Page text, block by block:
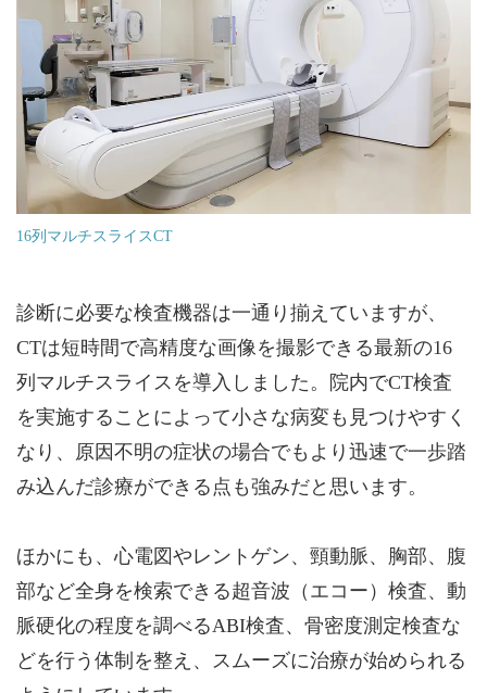
16列マルチスライスCT
診断に必要な検査機器は一通り揃えていますが、
CTは短時間で高精度な画像を撮影できる最新の16
列マルチスライスを導入しました。院内でCT検査
を実施することによって小さな病変も見つけやすく
なり、原因不明の症状の場合でもより迅速で一歩踏
み込んだ診療ができる点も強みだと思います。
ほかにも、心電図やレントゲン、頸動脈、胸部、腹
部など全身を検索できる超音波（エコー）検査、動
脈硬化の程度を調べるABI検査、骨密度測定検査な
どを行う体制を整え、スムーズに治療が始められる